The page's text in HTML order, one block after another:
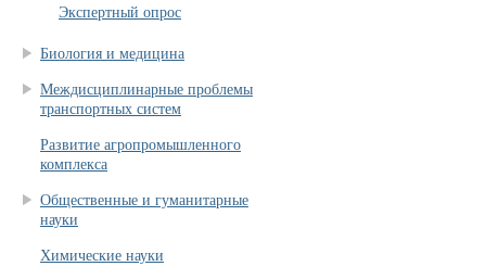
Экспертный опрос
Биология и медицина
Междисциплинарные проблемы
транспортных систем
Развитие агропромышленного
комплекса
Общественные и гуманитарные
науки
Химические науки